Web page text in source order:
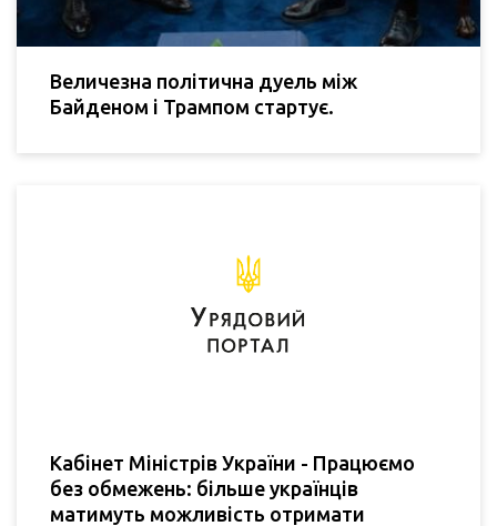
Величезна політична дуель між
Байденом і Трампом стартує.
Кабінет Міністрів України - Працюємо
без обмежень: більше українців
матимуть можливість отримати